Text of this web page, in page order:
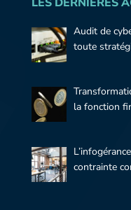
LES DERNIÈRES
Audit de
toute
la fonction
contrainte